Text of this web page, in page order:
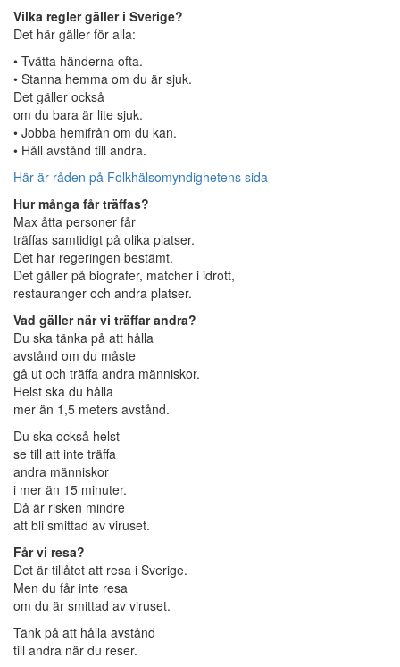
Vilka regler gäller i Sverige?
Det här gäller för alla:
• Tvätta händerna ofta.
• Stanna hemma om du är sjuk.
Det gäller också
om du bara är lite sjuk.
• Jobba hemifrån om du kan.
• Håll avstånd till andra.
Här är råden på Folkhälsomyndighetens sida
Hur många får träffas?
Max åtta personer får
träffas samtidigt på olika platser.
Det har regeringen bestämt.
Det gäller på biografer, matcher i idrott,
restauranger och andra platser.
Vad gäller när vi träffar andra?
Du ska tänka på att hålla
avstånd om du måste
gå ut och träffa andra människor.
Helst ska du hålla
mer än 1,5 meters avstånd.
Du ska också helst
se till att inte träffa
andra människor
i mer än 15 minuter.
Då är risken mindre
att bli smittad av viruset.
Får vi resa?
Det är tillåtet att resa i Sverige.
Men du får inte resa
om du är smittad av viruset.
Tänk på att hålla avstånd
till andra när du reser.